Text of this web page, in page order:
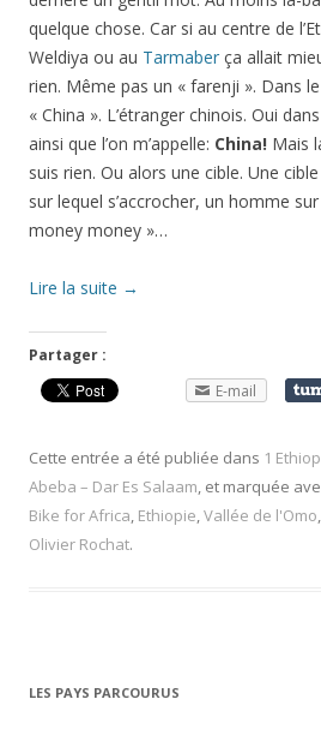
quelque chose. Car si au centre de
Weldiya ou au Tarmaber ça allait
rien. Même pas un « farenji ». Dans
« China ». L’étranger chinois. Oui
ainsi que l’on m’appelle: China! Mais
suis rien. Ou alors une cible. Une
sur lequel s’accrocher, un homme
money money »…
Lire la suite →
Partager :
E-mail
Cette entrée a été publiée dans 1
Abeba – Dar Es Salaam, et marquée
Bike for Africa, Ethiopie,Vallée de l'Omo
Olivier Rochat.
LES PAYS PARCOURUS